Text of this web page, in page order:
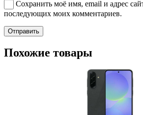
Сохранить моё имя, email и адрес
последующих моих комментариев.
Похожие товары